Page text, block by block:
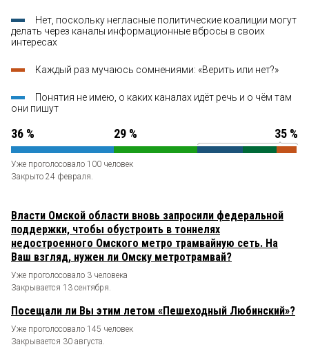
Нет, поскольку негласные политические коалиции могут
делать через каналы информационные вбросы в своих
интересах
Каждый раз мучаюсь сомнениями: «Верить или нет?»
Понятия не имею, о каких каналах идёт речь и о чём там
они пишут
36 % 29 % 35 %
Уже проголосовало 100 человек
Закрыто 24 февраля.
Власти Омской области вновь запросили федеральной
поддержки, чтобы обустроить в тоннелях
недостроенного Омского метро трамвайную сеть. На
Ваш взгляд, нужен ли Омску метротрамвай?
Уже проголосовало 3 человека
Закрывается 13 сентября.
Посещали ли Вы этим летом «Пешеходный Любинский»?
Уже проголосовало 145 человек
Закрывается 30 августа.